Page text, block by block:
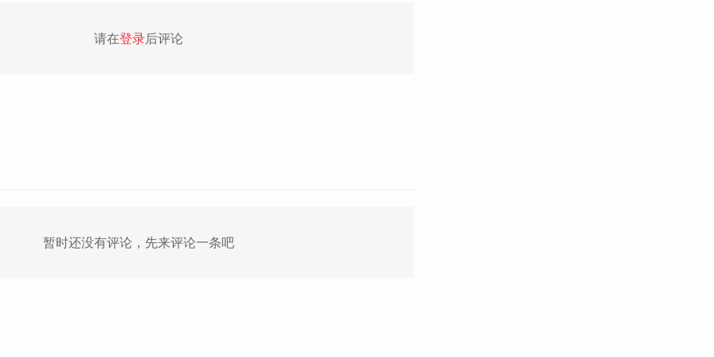
请在登录后评论
暂时还没有评论，先来评论一条吧